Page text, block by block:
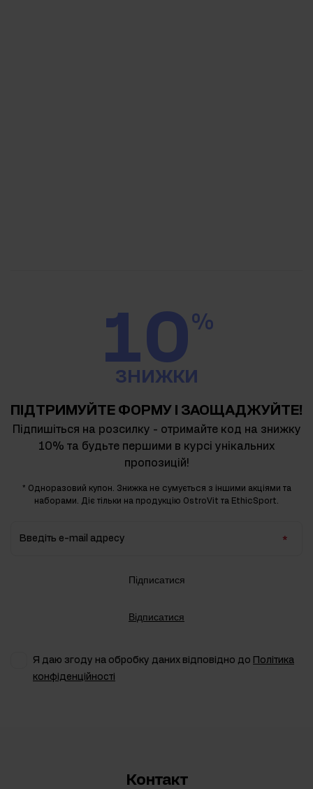
10%
ЗНИЖКИ
ПІДТРИМУЙТЕ ФОРМУ І ЗАОЩАДЖУЙТЕ!
Підпишіться на розсилку - отримайте код на знижку
10% та будьте першими в курсі унікальних
пропозицій!
* Одноразовий купон. Знижка не сумується з іншими акціями та
наборами. Діє тільки на продукцію OstroVit та EthicSport.
Введіть e-mail адресу
Підписатися
Відписатися
Я даю згоду на обробку даних відповідно до
Політика
конфіденційності
Контакт